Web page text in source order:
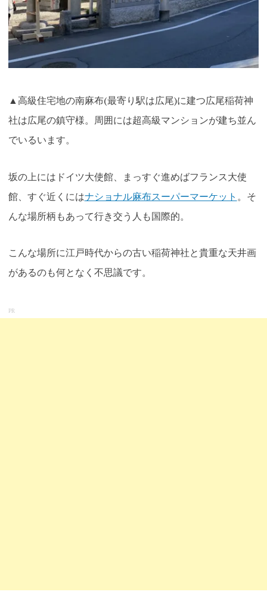
▲高級住宅地の南麻布(最寄り駅は広尾)に建つ広尾稲荷神
社は広尾の鎮守様。周囲には超高級マンションが建ち並ん
でいるいます。
坂の上にはドイツ大使館、まっすぐ進めばフランス大使
館、すぐ近くにはナショナル麻布スーパーマーケット 。そ
んな場所柄もあって行き交う人も国際的。
こんな場所に江戸時代からの古い稲荷神社と貴重な天井画
があるのも何となく不思議です。
PR